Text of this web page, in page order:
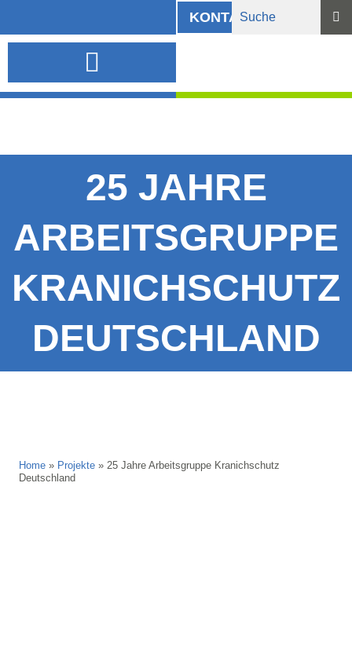
KONTAKT
25 JAHRE
ARBEITSGRUPPE
KRANICHSCHUTZ
DEUTSCHLAND
Home » Projekte » 25 Jahre Arbeitsgruppe Kranichschutz
Deutschland